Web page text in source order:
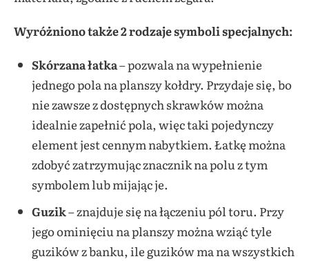
Wyróżniono także 2 rodzaje symboli specjalnych:
Skórzana łatka– pozwala na wypełnienie
jednego pola na planszy kołdry. Przydaje się, bo
nie zawsze z dostępnych skrawków można
idealnie zapełnić pola, więc taki pojedynczy
element jest cennym nabytkiem. Łatkę można
zdobyć zatrzymując znacznik na polu z tym
symbolem lub mijając je.
Guzik– znajduje się na łączeniu pól toru. Przy
jego ominięciu na planszy można wziąć tyle
guzików z banku, ile guzików ma na wszystkich